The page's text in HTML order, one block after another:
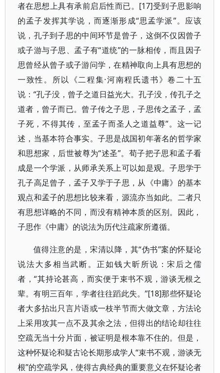
者在思想上具有承前启后性而已。[17]受到子思影响
的孟子发挥其学说，而逐渐形成“思孟学派”。应该
说，孔子到子思的中间环节是曾子，这倒不仅因曾子
或子游与子思、孟子有“道统”的一脉相传，而且因子
思曾经从曾子或子游问学，在精神取向上具有思想的
一致性。所以《二程集·河南程氏遗书》卷二十五
说：“孔子没，曾子之道日益光大。孔子没，传孔子之
道者，曾子而已。曾子传之子思，子思传之孟子，孟
子死，不得其传，至孟子而圣人之道益尊”。这一记
述，当基本符合事实。子思是战国初年著名的哲学家
和思想家，后世被尊为“述圣”。荀子把子思和孟子看
成是一个学派，从师承关系上可以如是观。子思学于
孔子高足曾子，孟子又学于子思，从《中庸》的基本
观点和孟子的思想比较来看，源流亦当如此。二者只
有思想详略的不同，而没有精神本质的区别。因此，
子思作《中庸》的说法为历代注疏家所遵循。
值得注意的是，宋清以降，其“伪书”案的怀疑论
说法大多相当武断。正如钱大昕所说：宋后之儒
者，“其持论甚高，而实便于束书不观，游谈无根之
辈。有明三百年，学者往往蹈此失。”[18]那些怀疑论
者大多拈出只言片语或一枝半节而大做文章，方法论
上采用攻其一点不及其余之法，但得出的结论却往往
空疏无当十分片面，被证明是根本靠不住的。但是，
这种怀疑论和疑古论长期形成学人“束书不观，游谈无
根”的空疏学风，使得古典经典的重要意义在怀疑论者